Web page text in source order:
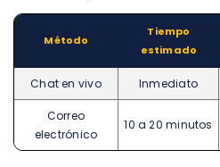
Método
Tiempo
estimado
Chat en vivo Inmediato
Correo
electrónico
10 a 20 minutos